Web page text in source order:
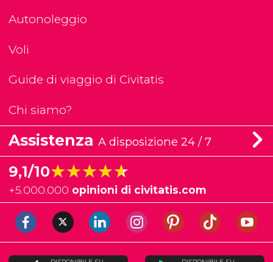
Autonoleggio
Voli
Guide di viaggio di Civitatis
Chi siamo?
Assistenza A disposizione 24 / 7
9,1/10★★★★★
★★★★★
+5.000.000 opinioni di civitatis.com